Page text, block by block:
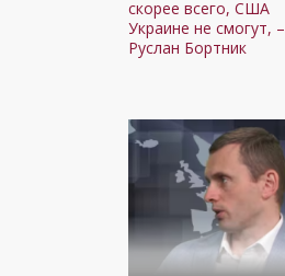
скорее всего, США
Украине не смогут, –
Руслан Бортник